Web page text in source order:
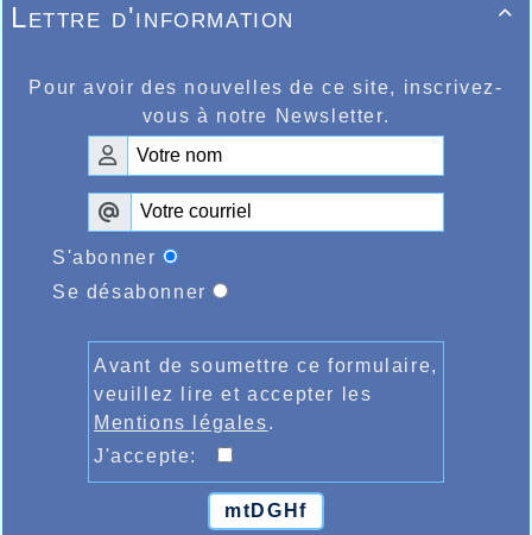

Lettre d'information
Pour avoir des nouvelles de ce site, inscrivez-
vous à notre Newsletter.
S'abonner
Se désabonner
Avant de soumettre ce formulaire,
veuillez lire et accepter les
Mentions légales.
J'accepte:
mtDGHf